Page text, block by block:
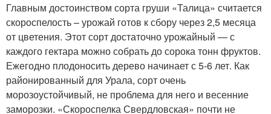
Главным достоинством сорта груши «Талица» считается
скороспелость – урожай готов к сбору через 2,5 месяца
от цветения. Этот сорт достаточно урожайный — с
каждого гектара можно собрать до сорока тонн фруктов.
Ежегодно плодоносить дерево начинает с 5-6 лет. Как
районированный для Урала, сорт очень
морозоустойчивый, не проблема для него и весенние
заморозки. «Скороспелка Свердловская» почти не